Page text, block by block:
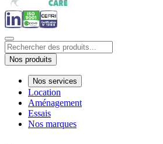
Nos produits
Nos services
Location
Aménagement
Essais
Nos marques